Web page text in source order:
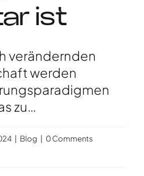
ist
verändernden
werden
zu…
| Blog | 0 Comments